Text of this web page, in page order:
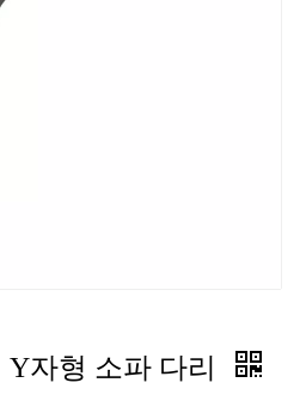
자형 소파 다리